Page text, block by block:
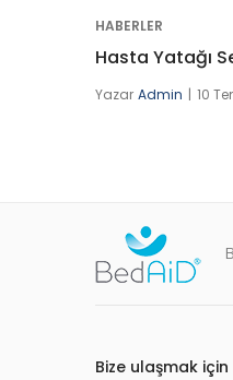
HABERLER
Hasta Yatağı
Yazar Admin 10
Bize ulaşmak için